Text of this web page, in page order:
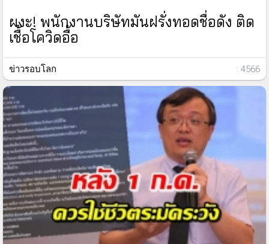
ผงะ! พนักงานบริษัทมันฝรั่งทอดชื่อดัง ติด
เชื้อโควิดอื้อ
ข่าวรอบโลก : 4566